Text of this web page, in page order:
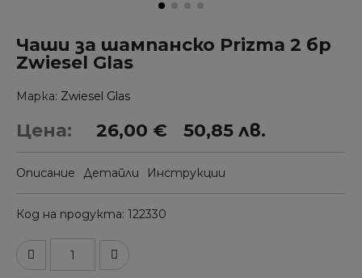
Чаши за шампанско Prizma 2 бр
Zwiesel Glas
Марка Zwiesel Glas
Цена: 26,00 € 50,85 лв.
Описание Детайли Инструкции
Код на продукта 122330